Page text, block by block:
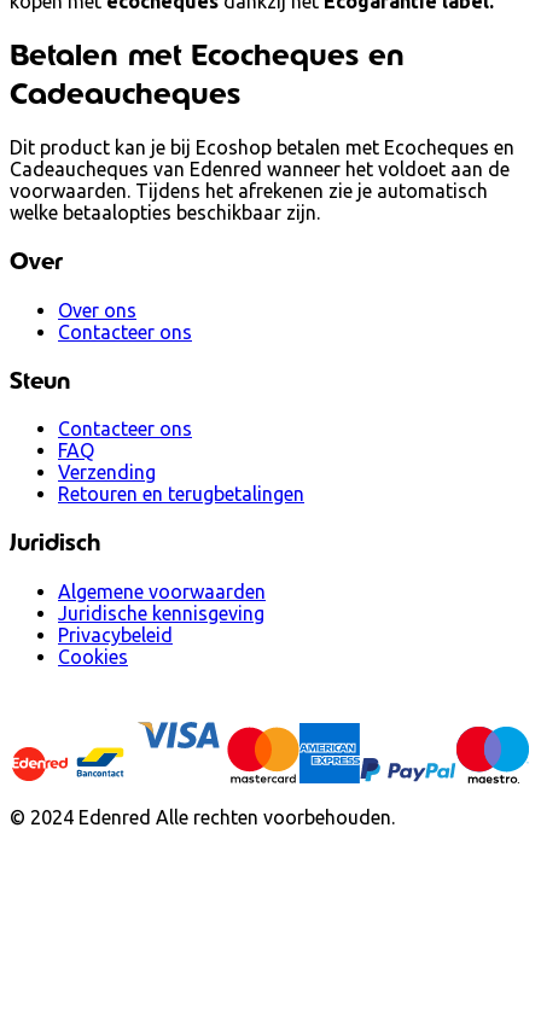
Betalen met Ecocheques en
Cadeaucheques
Dit product kan je bij Ecoshop betalen met Ecocheques en
Cadeaucheques van Edenred wanneer het voldoet aan de
voorwaarden. Tijdens het afrekenen zie je automatisch
welke betaalopties beschikbaar zijn.
Over
Over ons
Contacteer ons
Steun
Contacteer ons
FAQ
Verzending
Retouren en terugbetalingen
Juridisch
Algemene voorwaarden
Juridische kennisgeving
Privacybeleid
Cookies
© 2024 Edenred Alle rechten voorbehouden.